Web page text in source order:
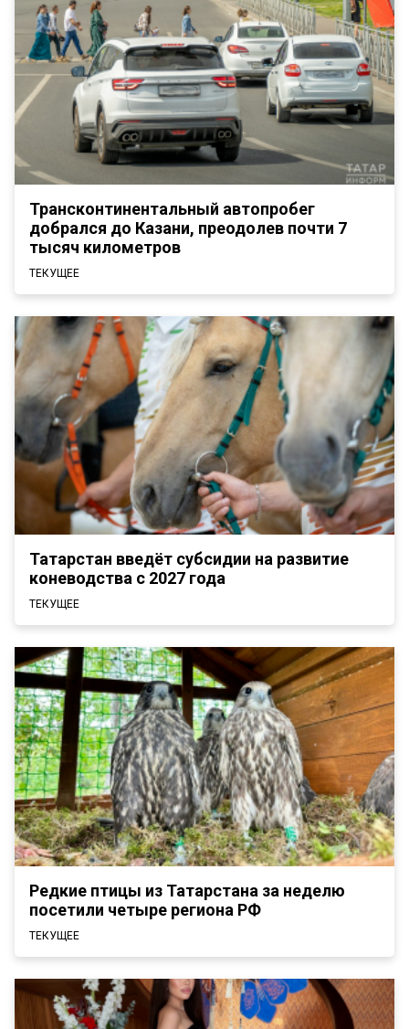
Трансконтинентальный автопробег
добрался до Казани, преодолев почти 7
тысяч километров
ТЕКУЩЕЕ
Татарстан введёт субсидии на развитие
коневодства с 2027 года
ТЕКУЩЕЕ
Редкие птицы из Татарстана за неделю
посетили четыре региона РФ
ТЕКУЩЕЕ